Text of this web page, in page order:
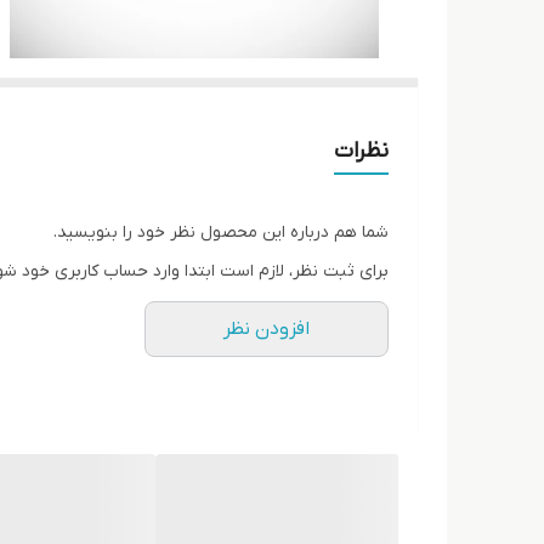
نظرات
شما هم درباره این محصول نظر خود را بنویسید.
برای ثبت نظر، لازم است ابتدا وارد حساب کاربری خود
افزودن نظر